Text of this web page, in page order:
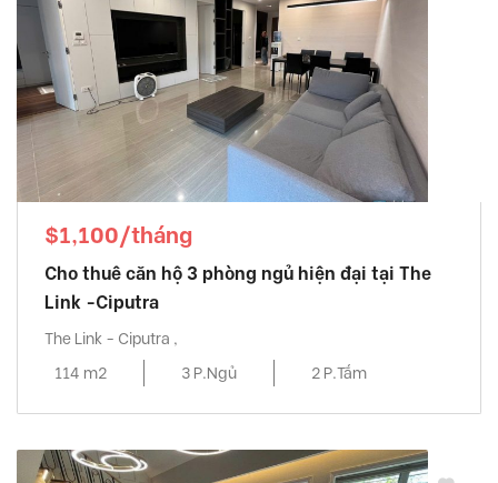
$1,100/tháng
Cho thuê căn hộ 3 phòng ngủ hiện đại tại The
Link -Ciputra
The Link - Ciputra ,
114 m2
3 P.Ngủ 2 P.Tắm